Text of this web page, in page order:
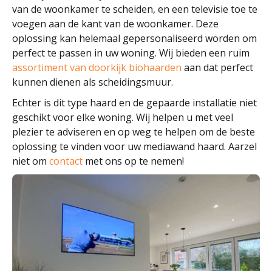
van de woonkamer te scheiden, en een televisie toe te
voegen aan de kant van de woonkamer. Deze
oplossing kan helemaal gepersonaliseerd worden om
perfect te passen in uw woning. Wij bieden een ruim
assortiment van doorkijk biohaarden aan dat perfect
kunnen dienen als scheidingsmuur.
Echter is dit type haard en de gepaarde installatie niet
geschikt voor elke woning. Wij helpen u met veel
plezier te adviseren en op weg te helpen om de beste
oplossing te vinden voor uw mediawand haard. Aarzel
niet om contact met ons op te nemen!